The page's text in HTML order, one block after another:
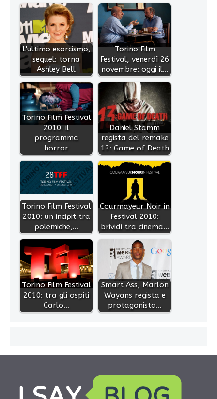
L'ultimo esorcismo,
sequel: torna
Ashley Bell
Torino Film
Festival, venerdì 26
novembre: oggi il…
Torino Film Festival
2010: il
programma
horror
Daniel Stamm
regista del remake
13: Game of Death
Torino Film Festival
2010: un incipit tra
polemiche,…
Courmayeur Noir in
Festival 2010:
brividi tra cinema…
Torino Film Festival
2010: tra gli ospiti
Carlo…
Smart Ass, Marlon
Wayans regista e
protagonista…